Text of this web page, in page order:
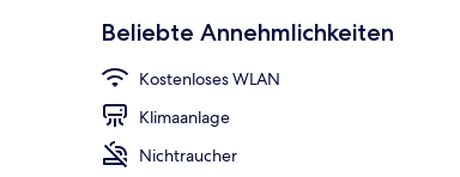
beliebt
b
w
Beliebte Annehmlichkeiten
Kostenloses WLAN
Klimaanlage
Nichtraucher